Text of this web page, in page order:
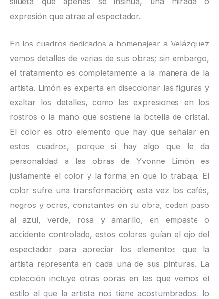
expresión que atrae al espectador.
En los cuadros dedicados a homenajear a Velázquez
vemos detalles de varias de sus obras; sin embargo,
el tratamiento es completamente a la manera de la
artista. Limón es experta en diseccionar las figuras y
exaltar los detalles, como las expresiones en los
rostros o la mano que sostiene la botella de cristal.
El color es otro elemento que hay que señalar en
estos cuadros, porque si hay algo que le da
personalidad a las obras de Yvonne Limón es
justamente el color y la forma en que lo trabaja. El
color sufre una transformación; esta vez los cafés,
negros y ocres, constantes en su obra, ceden paso
al azul, verde, rosa y amarillo, en empaste o
accidente controlado, estos colores guían el ojo del
espectador para apreciar los elementos que la
artista representa en cada una de sus pinturas. La
colección incluye otras obras en las que vemos el
estilo al que la artista nos tiene acostumbrados, lo